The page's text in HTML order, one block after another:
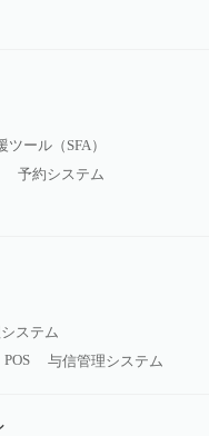
ツール（SFA）
予約システム
ステム
POS 与信管理システム